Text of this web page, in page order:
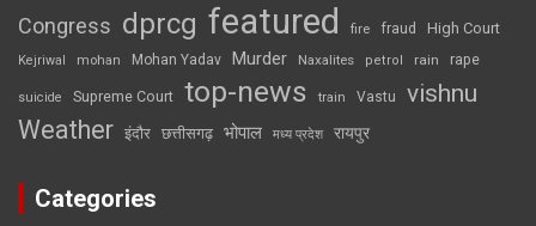
Congress dprcg featured fire fraud High Court
Kejriwal mohan Mohan Yadav Murder Naxalites petrol rain rape
suicide Supreme Court top-news train Vastu vishnu
Weather इंदौर छत्तीसगढ़ भोपाल मध्य प्रदेश रायपुर
Categories